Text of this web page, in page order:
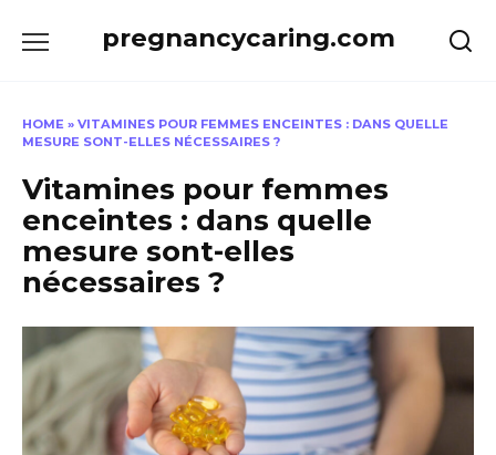
pregnancycaring.com
HOME » VITAMINES POUR FEMMES ENCEINTES : DANS QUELLE
MESURE SONT-ELLES NÉCESSAIRES ?
Vitamines pour femmes
enceintes : dans quelle
mesure sont-elles
nécessaires ?